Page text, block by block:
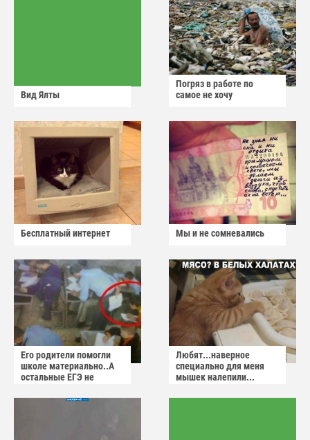
Вид Ялты
Погряз в работе по
самое не хочу
Бесплатный интернет Мы и не сомневались
Его родители помогли
школе материально..А
остальные ЕГЭ не
Любят...наверное
специально для меня
мышек налепили...